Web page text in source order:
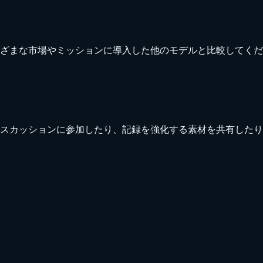
まな市場やミッションに導入した他のモデルと比較してくだ
ッションに参加したり、記録を強化する素材を共有したり